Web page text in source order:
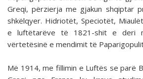
Greqi, përzierja me gjakun shqiptar
shkëlqyer. Hidriotët, Speciotët,
e luftëtarëve të 1821-shit e deri
vërtetësinë e mendimit të
Më 1914, me fillimin e Luftës se parë